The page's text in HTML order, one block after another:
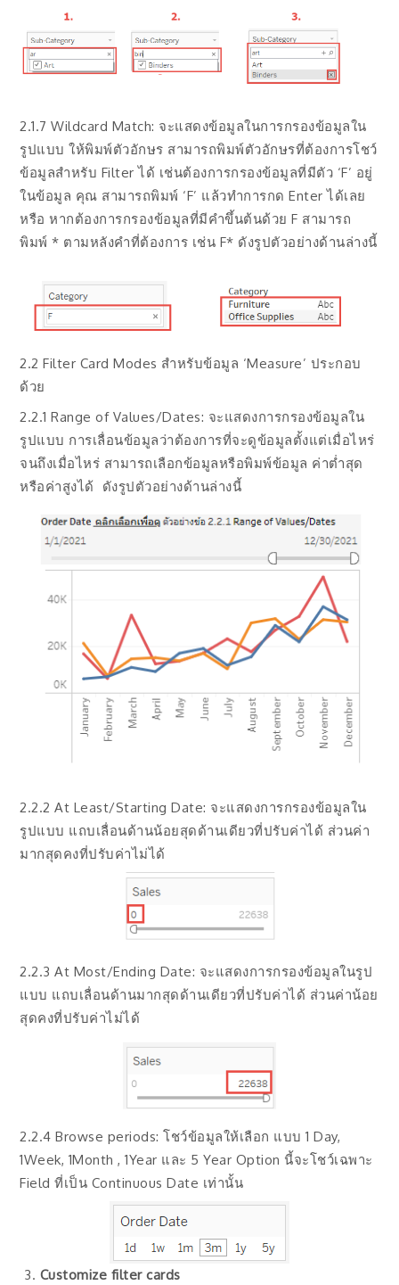
2.1.7 Wildcard Match: จะแสดงข้อมูลในการกรองข้อมูลใน
รูปแบบ ให้พิมพ์ตัวอักษร สามารถพิมพ์ตัวอักษรที่ต้องการโชว์
ข้อมูลสำหรับ Filter ได้ เช่นต้องการกรองข้อมูลที่มีตัว ‘F’ อยู่
ในข้อมูล คุณ สามารถพิมพ์ ‘F’ แล้วทำการกด Enter ได้เลย
หรือ หากต้องการกรองข้อมูลที่มีคำขึ้นต้นด้วย F สามารถ
พิมพ์ * ตามหลังคำที่ต้องการ เช่น F* ดังรูปตัวอย่างด้านล่างนี้
2.2 Filter Card Modes สำหรับข้อมูล ‘Measure’ ประกอบ
ด้วย
2.2.1 Range of Values/Dates: จะแสดงการกรองข้อมูลใน
รูปแบบ การเลื่อนข้อมูลว่าต้องการที่จะดูข้อมูลตั้งแต่เมื่อไหร่
จนถึงเมื่อไหร่ สามารถเลือกข้อมูลหรือพิมพ์ข้อมูล ค่าต่ำสุด
หรือค่าสูงได้ ดังรูปตัวอย่างด้านล่างนี้
2.2.2 At Least/Starting Date: จะแสดงการกรองข้อมูลใน
รูปแบบ แถบเลื่อนด้านน้อยสุดด้านเดียวที่ปรับค่าได้ ส่วนค่า
มากสุดคงที่ปรับค่าไม่ได้
2.2.3 At Most/Ending Date: จะแสดงการกรองข้อมูลในรูป
แบบ แถบเลื่อนด้านมากสุดด้านเดียวที่ปรับค่าได้ ส่วนค่าน้อย
สุดคงที่ปรับค่าไม่ได้
2.2.4 Browse periods: โชว์ข้อมูลให้เลือก แบบ 1 Day,
1Week, 1Month , 1Year และ 5 Year Option นี้จะโชว์เฉพาะ
Field ที่เป็น Continuous Date เท่านั้น
Customize filter cards